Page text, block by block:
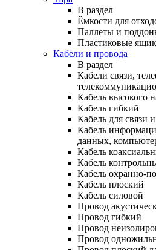
В раздел
Ёмкости для
Паллеты и
Пластиковые
Кабели и провода
В раздел
Кабели связи,
Кабель высокого
Кабель гибкий
Кабель для связи
Кабель
данных,
Кабель
Кабель
Кабель охранно-
Кабель плоский
Кабель силовой
Провод
Провод гибкий
Провод
Провод